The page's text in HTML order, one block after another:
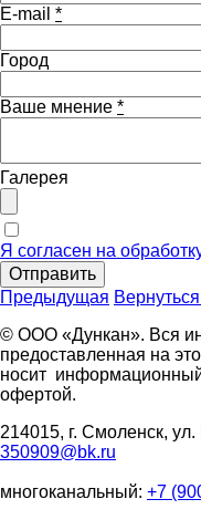
E-mail *
Город
Ваше мнение *
Галерея
Я согласен на
Отправить
Предыдущая
© ООО «Дункан». Вся
предоставленная на
носит информационный
офертой.
214015, г. Смоленск,
350909@bk.ru
многоканальный: +7